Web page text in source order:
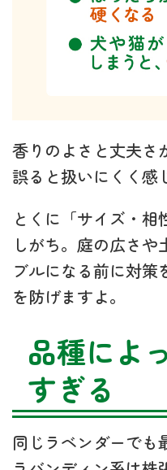
香りのよさと丈夫さ
誤ると扱いにくく感
とくに「サイズ・
しがち。庭の広さ
ブルになる前に対
を防げますよ。
品種によ
すぎる
同じラベンダーでも